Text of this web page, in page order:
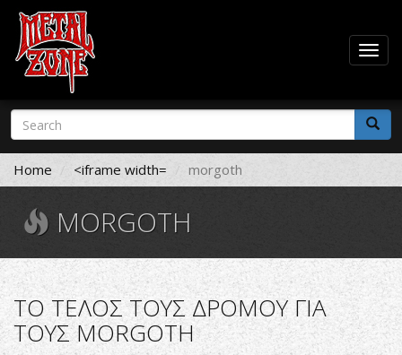
Skip
main
content
Search
form
Search
Home <iframe width= morgoth
MORGOTH
ΤΟ ΤΕΛΟΣ ΤΟΥΣ ΔΡΟΜΟΥ ΓΙΑ
ΤΟΥΣ MORGOTH